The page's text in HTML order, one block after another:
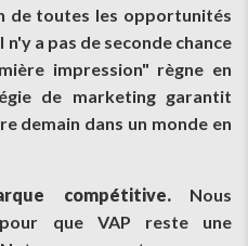
de toutes les opportunités
a pas de seconde chance
impression" règne en
de marketing garantit
demain dans un monde en
compétitive.Nous
que VAP reste une